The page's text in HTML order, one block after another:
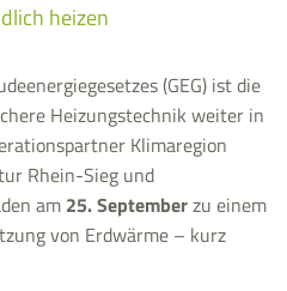
heizen
(GEG) ist die
Heizungstechnik weiter in
Klimaregion
Rhein-Sieg und
am 25. Septemberzu einem
von Erdwärme – kurz